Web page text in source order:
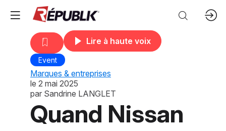
Lire à haute voix
Event
Marques & entreprises
le 2 mai 2025
par Sandrine LANGLET
Quand Nissan